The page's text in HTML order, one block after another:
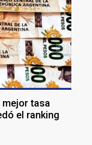
mejor tasa
el ranking